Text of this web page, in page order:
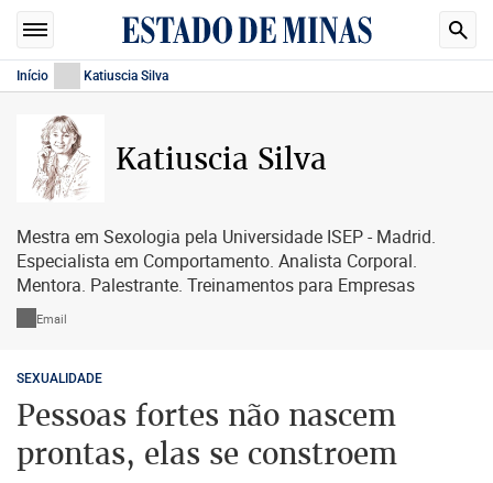
Início Katiuscia Silva
Katiuscia Silva
Mestra em Sexologia pela Universidade ISEP - Madrid.
Especialista em Comportamento. Analista Corporal.
Mentora. Palestrante. Treinamentos para Empresas
Email
SEXUALIDADE
Pessoas fortes não nascem
prontas, elas se constroem